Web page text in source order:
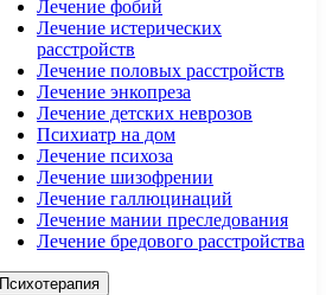
Лечение фобий
Лечение истерических
расстройств
Лечение половых расстройств
Лечение энкопреза
Лечение детских неврозов
Психиатр на дом
Лечение психоза
Лечение шизофрении
Лечение галлюцинаций
Лечение мании преследования
Лечение бредового расстройства
Психотерапия